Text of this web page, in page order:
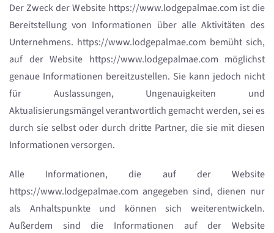
Der Zweck der Website https://www.lodgepalmae.com ist die
Bereitstellung von Informationen über alle Aktivitäten des
Unternehmens. https://www.lodgepalmae.com bemüht sich,
auf der Website https://www.lodgepalmae.com möglichst
genaue Informationen bereitzustellen. Sie kann jedoch nicht
für Auslassungen, Ungenauigkeiten und
Aktualisierungsmängel verantwortlich gemacht werden, sei es
durch sie selbst oder durch dritte Partner, die sie mit diesen
Informationen versorgen.
Alle Informationen, die auf der Website
https://www.lodgepalmae.com angegeben sind, dienen nur
als Anhaltspunkte und können sich weiterentwickeln.
Außerdem sind die Informationen auf der Website